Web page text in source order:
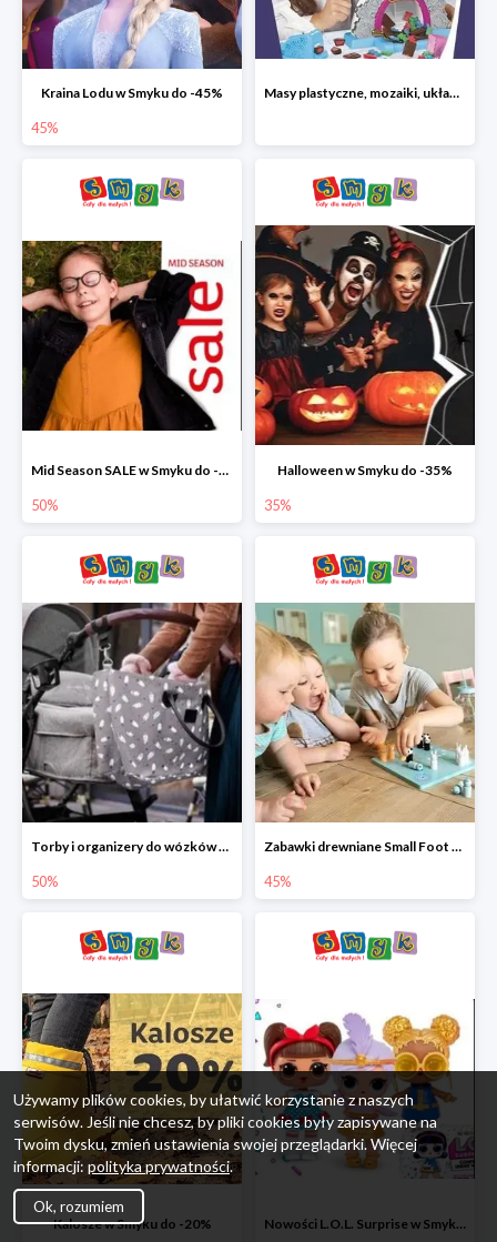
Kraina Lodu w Smyku do -45%
45%
Masy plastyczne, mozaiki, układanki do -45%
Mid Season SALE w Smyku do -50%
50%
Halloween w Smyku do -35%
35%
Torby i organizery do wózków w Smyku do -50%
50%
Zabawki drewniane Small Foot do -45%
45%
Kalosze w Smyku do -20% Nowości L.O.L. Surprise w Smyku do -45%
Używamy plików cookies, by ułatwić korzystanie z naszych
serwisów. Jeśli nie chcesz, by pliki cookies były zapisywane na
Twoim dysku, zmień ustawienia swojej przeglądarki. Więcej
informacji: polityka prywatności.
Ok, rozumiem